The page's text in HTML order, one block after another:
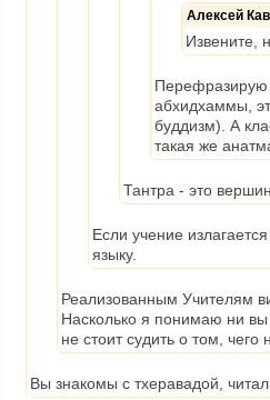
Алексей
Извените,
Перефразирую
абхидхаммы,
буддизм). А
такая же
Тантра - это
Если учение
языку.
Реализованным Учителям
Насколько я понимаю ни вы
не стоит судить о том, чего
Вы знакомы с тхеравадой,